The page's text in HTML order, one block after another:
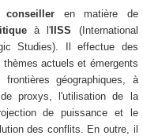
conseiller en matière de
à l' IISS (International
Studies). Il effectue des
thèmes actuels et émergents
géographiques, à
proxys, l'utilisation de la
de puissance et le
des conflits. En outre, il